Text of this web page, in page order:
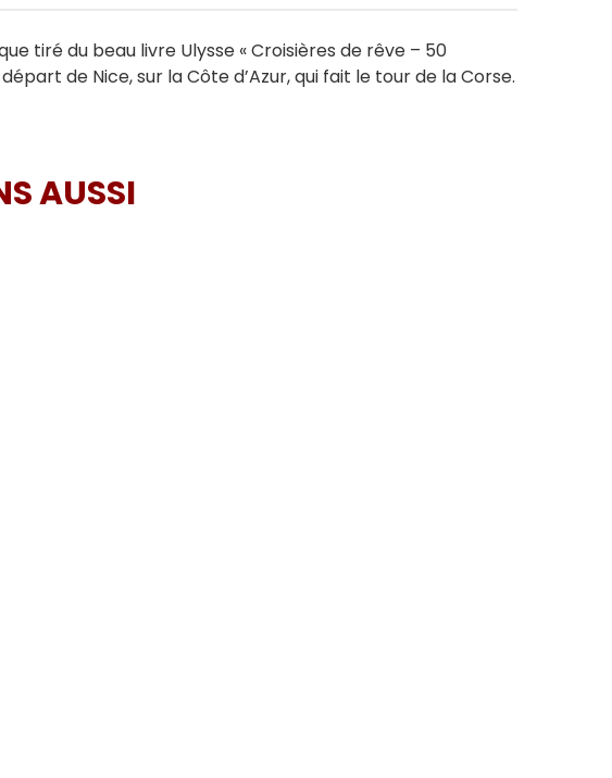
tiré du beau livre Ulysse « Croisières de rêve – 50
de Nice, sur la Côte d’Azur, qui fait le tour de la Corse.
AUSSI